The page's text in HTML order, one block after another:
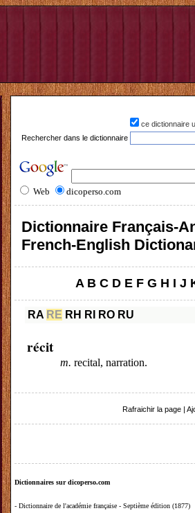
ce dictionnaire
Rechercher dans le dictionnaire
Web dicoperso.com
Dictionnaire Français-
French-English
A B C D E F G H I J
RA RE RH RI RO RU
récit
m. recital, narration.
Rafraichir la page
Dictionnaires sur dicoperso.com
- Dictionnaire de l'académie française - Septième édition (1877)